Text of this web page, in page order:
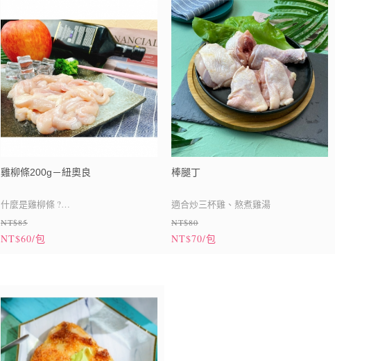
雞柳條200g－紐奧良
什麼是雞柳條 ?
➤ 口感多汁、鮮彈有嚼勁，味道清甜，
每隻雞胸只有
NT$85
NT$60/包
棒腿丁
適合炒三杯雞、熬煮雞湯
NT$80
NT$70/包